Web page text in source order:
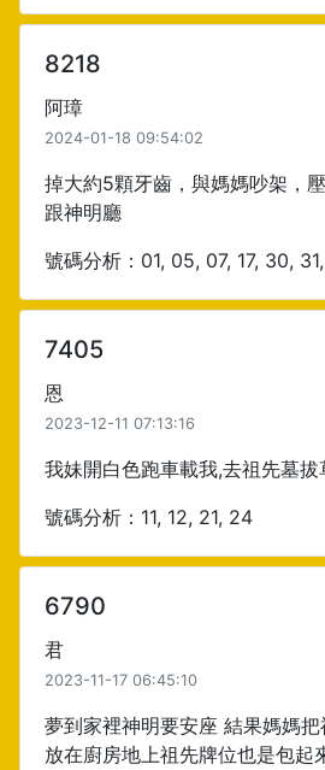
8218
阿璋
2024-01-18 09:54:02
掉大約5顆牙齒，與媽媽吵架，
跟神明廳
號碼分析：01, 05, 07, 17, 30,
7405
恩
2023-12-11 07:13:16
我妹開白色跑車載我,去祖先墓拔
號碼分析：11, 12, 21, 24
6790
君
2023-11-17 06:45:10
夢到家裡神明要安座 結果媽媽
放在廚房地上祖先牌位也是包起